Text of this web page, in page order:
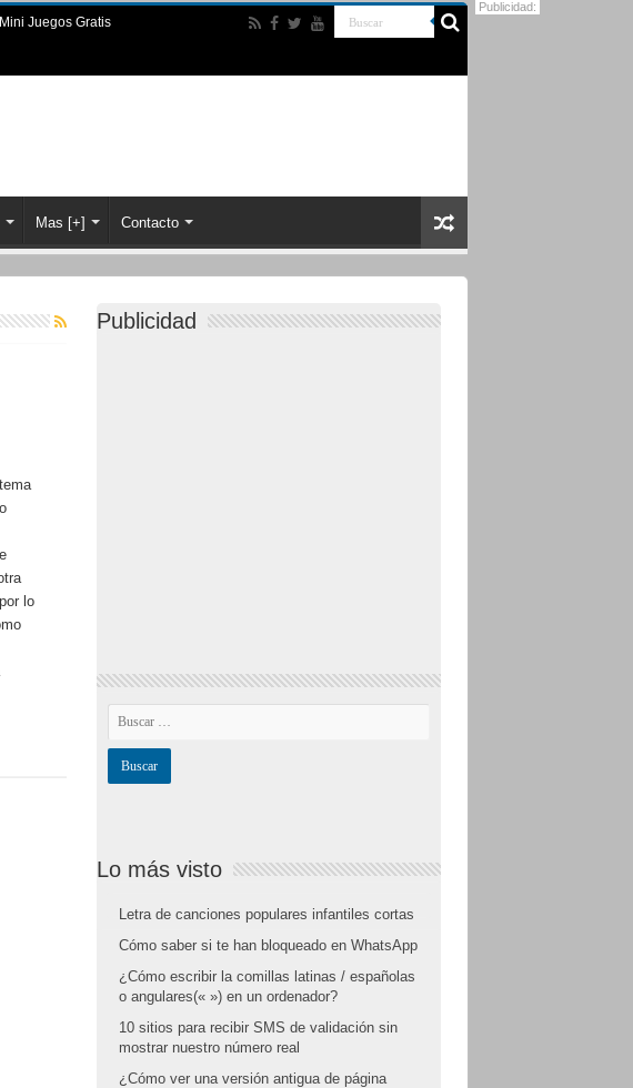
Mini Juegos Gratis
Mas [+] Contacto
lo
Publicidad
Lo más visto
Letra de canciones populares infantiles cortas
Cómo saber si te han bloqueado en WhatsApp
¿Cómo escribir la comillas latinas / españolas
o angulares(« ») en un ordenador?
10 sitios para recibir SMS de validación sin
mostrar nuestro número real
¿Cómo ver una versión antigua de página
Publicidad: